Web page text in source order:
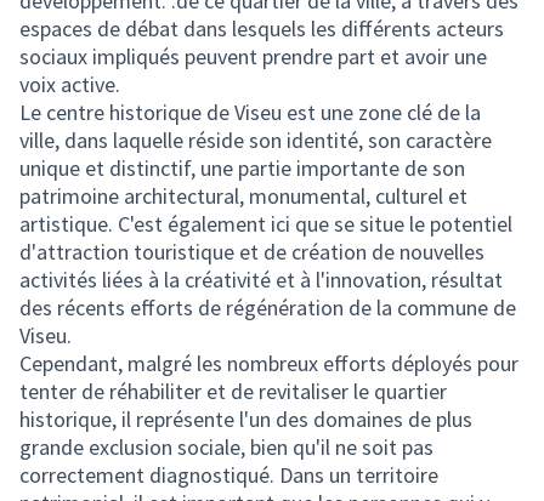
espaces de débat dans lesquels les différents acteurs
sociaux impliqués peuvent prendre part et avoir une
voix active.
Le centre historique de Viseu est une zone clé de la
ville, dans laquelle réside son identité, son caractère
unique et distinctif, une partie importante de son
patrimoine architectural, monumental, culturel et
artistique. C'est également ici que se situe le potentiel
d'attraction touristique et de création de nouvelles
activités liées à la créativité et à l'innovation, résultat
des récents efforts de régénération de la commune de
Viseu.
Cependant, malgré les nombreux efforts déployés pour
tenter de réhabiliter et de revitaliser le quartier
historique, il représente l'un des domaines de plus
grande exclusion sociale, bien qu'il ne soit pas
correctement diagnostiqué. Dans un territoire